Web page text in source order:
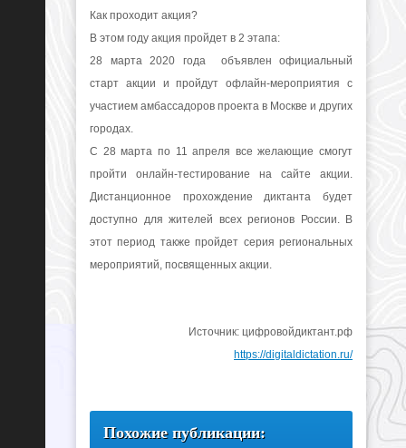
Как проходит акция?
В этом году акция пройдет в 2 этапа:
28 марта 2020 годаобъявлен официальный
старт акции и пройдут офлайн-мероприятия с
участием амбассадоров проекта в Москве и других
городах.
С 28 марта по 11 апреля все желающие смогут
пройти онлайн-тестирование на сайте акции.
Дистанционное прохождение диктанта будет
доступно для жителей всех регионов России. В
этот период также пройдет серия региональных
мероприятий, посвященных акции.
Источник: цифровойдиктант.рф
https://digitaldictation.ru/
Похожие публикации: